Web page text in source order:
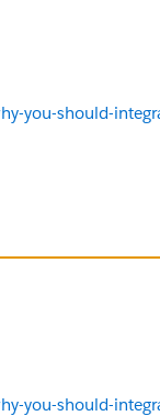
you-should-
you-should-